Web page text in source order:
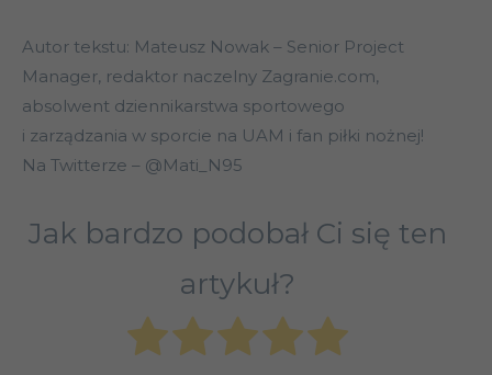
Autor tekstu: Mateusz Nowak – Senior Project
Manager, redaktor naczelny Zagranie.com,
absolwent dziennikarstwa sportowego
i zarządzania w sporcie na UAM i fan piłki nożnej!
Na Twitterze – @Mati_N95
Jak bardzo podobał Ci się ten
artykuł?